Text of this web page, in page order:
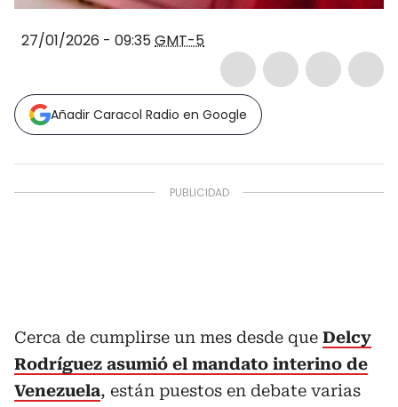
27/01/2026 - 09:35GMT-5
Añadir Caracol Radio en Google
Cerca de cumplirse un mes desde que Delcy
Rodríguez asumió el mandato interino de
Venezuela, están puestos en debate varias